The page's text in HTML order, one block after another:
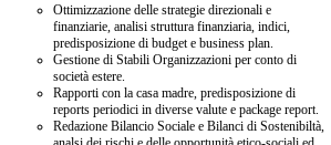
Ottimizzazione delle strategie direzionali e
finanziarie, analisi struttura finanziaria, indici,
predisposizione di budget e business plan.
Gestione di Stabili Organizzazioni per conto di
società estere.
Rapporti con la casa madre, predisposizione di
reports periodici in diverse valute e package report.
Redazione Bilancio Sociale e Bilanci di Sostenibiltà,